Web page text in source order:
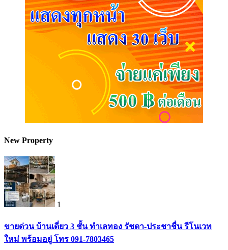
New Property
1
ขายด่วน บ้านเดี่ยว 3 ชั้น ทำเลทอง รัชดา-ประชาชื่น รีโนเวท
ใหม่ พร้อมอยู่ โทร 091-7803465